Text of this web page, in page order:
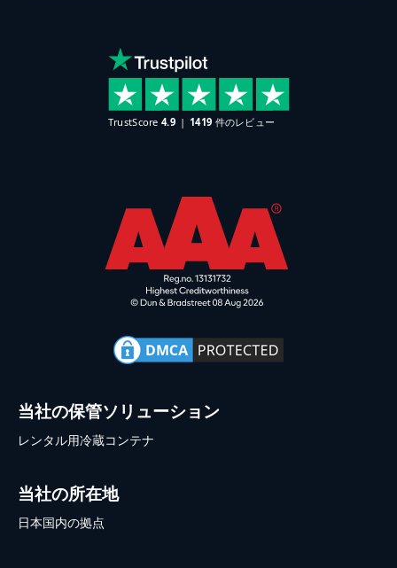
当社の保管ソリューション
レンタル用冷蔵コンテナ
当社の所在地
日本国内の拠点